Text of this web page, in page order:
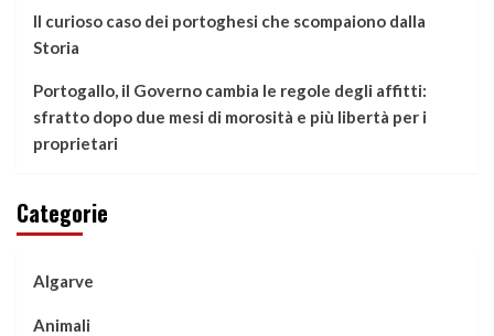
Il curioso caso dei portoghesi che scompaiono dalla
Storia
Portogallo, il Governo cambia le regole degli affitti:
sfratto dopo due mesi di morosità e più libertà per i
proprietari
Categorie
Algarve
Animali